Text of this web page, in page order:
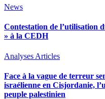
News
Contestation de l’utilisation
» à la CEDH
Analyses Articles
Face à la vague de terreur
israélienne en Cisjordanie,
peuple palestinien